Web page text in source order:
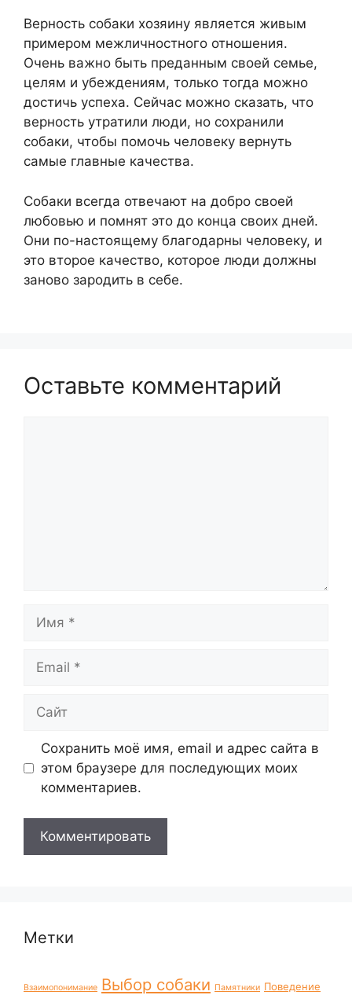
Верность собаки хозяину является живым
примером межличностного отношения.
Очень важно быть преданным своей семье,
целям и убеждениям, только тогда можно
достичь успеха. Сейчас можно сказать, что
верность утратили люди, но сохранили
собаки, чтобы помочь человеку вернуть
самые главные качества.
Собаки всегда отвечают на добро своей
любовью и помнят это до конца своих дней.
Они по-настоящему благодарны человеку, и
это второе качество, которое люди должны
заново зародить в себе.
Оставьте комментарий
Имя
Email
Сайт
Сохранить моё имя, email и адрес сайта в
этом браузере для последующих моих
комментариев.
Метки
Взаимопонимание Выбор собаки Памятники Поведение